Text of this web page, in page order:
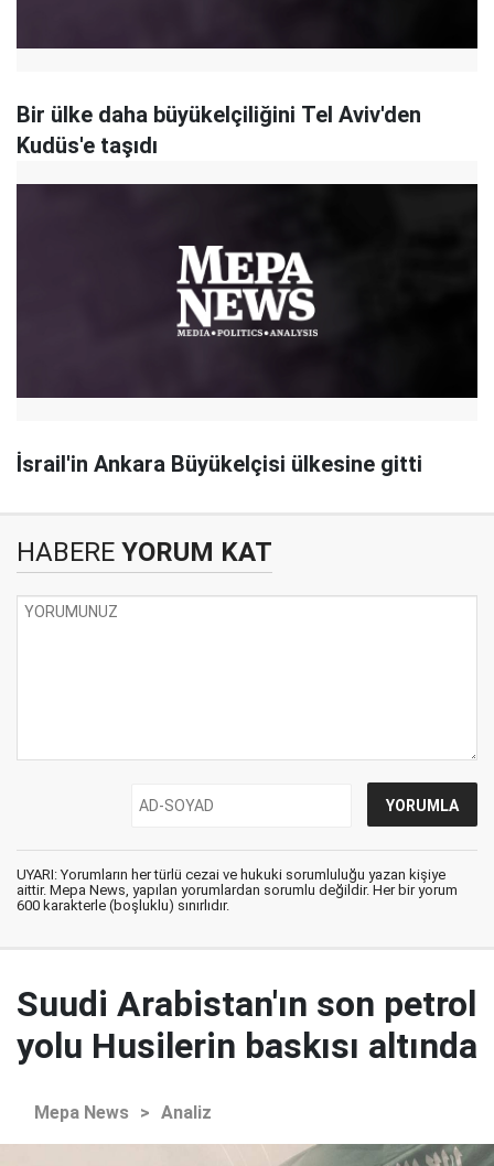
Bir ülke daha büyükelçiliğini Tel Aviv'den
Kudüs'e taşıdı
İsrail'in Ankara Büyükelçisi ülkesine gitti
HABERE YORUM KAT
UYARI: Yorumların her türlü cezai ve hukuki sorumluluğu yazan kişiye
aittir. Mepa News, yapılan yorumlardan sorumlu değildir. Her bir yorum
600 karakterle (boşluklu) sınırlıdır.
Suudi Arabistan'ın son petrol
yolu Husilerin baskısı altında
Mepa News > Analiz